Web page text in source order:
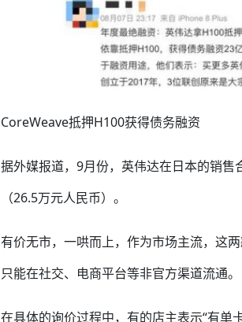
CoreWeave抵押H100获得债务融资
据外媒报道，9月份，英伟达在日本的销
（26.5万元人民币）。
有价无市，一哄而上，作为市场主流，这
只能在社交、电商平台等非官方渠道流通。
在具体的询价过程中，有的店主表示“有单